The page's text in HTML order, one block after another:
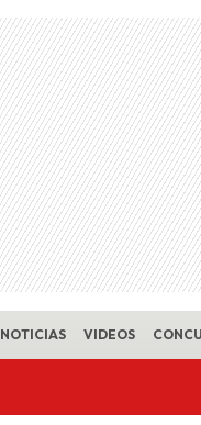
NOTICIAS VIDEOS